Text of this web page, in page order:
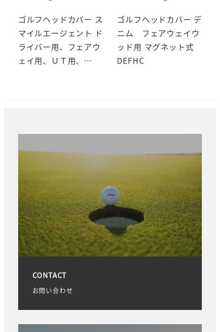
ゴルフヘッドカバー ス
マイルエージェント ド
ライバー用、フェアウ
ェイ用、ＵＴ用、…
ゴルフヘッドカバー デ
ニム フェアウェイウ
ッド用 マグネット式
DEFHC
CONTACT
お問い合わせ